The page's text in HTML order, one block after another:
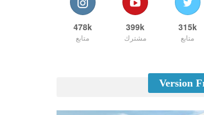
315k
متابع
399k
مشترك
478k
متابع